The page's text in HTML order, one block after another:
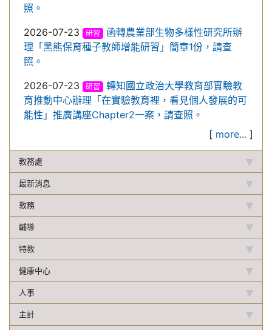
照。
2026-07-23
研習
函轉農業部生物多樣性研究所辦
理「黑熊保育種子教師增能研習」簡章1份，請查
照。
2026-07-23
研習
轉知國立政治大學教育部實驗教
育推動中心辦理「在實驗教育裡，看見個人發展的可
能性」推廣講座Chapter2一案，請查照。
[ more... ]
教務處
最新消息
教務
輔導
特教
健康中心
人事
主計